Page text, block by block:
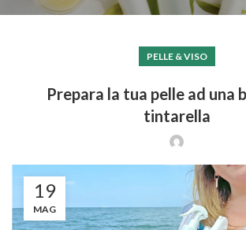
PELLE & VISO
Prepara la tua pelle ad una
tintarella
19
MAG